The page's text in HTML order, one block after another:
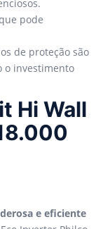
pode
de proteção são
o investimento
Hi Wall
e eficiente